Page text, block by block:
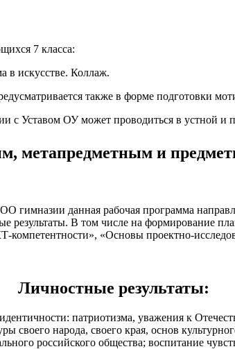
7 класса:
в искусстве. Коллаж.
также в форме подготовки
с Уставом ОУ может проводиться в устной и
метапредметным и
данная рабочая программа
результаты. В том числе на формирование
«Основы проектно-
результаты:
патриотизма, уважения к
своего народа, своего края, основ
российского общества; воспитание